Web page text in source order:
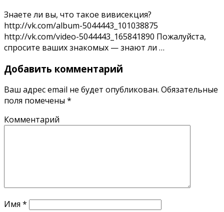
Знаете ли вы, что такое вивисекция?
http://vk.com/album-5044443_101038875
http://vk.com/video-5044443_165841890 Пожалуйста,
спросите ваших знакомых — знают ли …
Добавить комментарий
Ваш адрес email не будет опубликован. Обязательные
поля помечены *
Комментарий
Имя *